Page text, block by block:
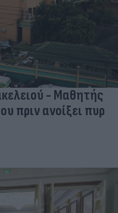
- Μαθητής
πριν ανοίξει πυρ